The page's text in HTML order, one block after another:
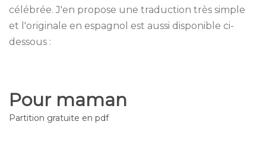
célébrée. J'en propose une traduction très simple
et l'originale en espagnol est aussi disponible ci-
dessous :
Pour maman
Partition gratuite en pdf